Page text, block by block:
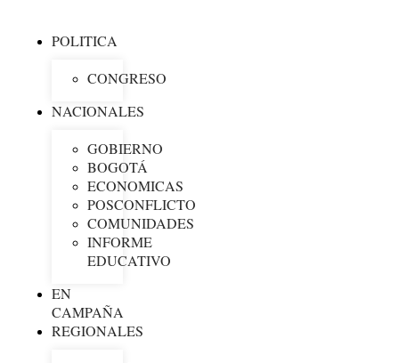
POLITICA
CONGRESO
NACIONALES
GOBIERNO
BOGOTÁ
ECONOMICAS
POSCONFLICTO
COMUNIDADES
INFORME
EDUCATIVO
EN
CAMPAÑA
REGIONALES